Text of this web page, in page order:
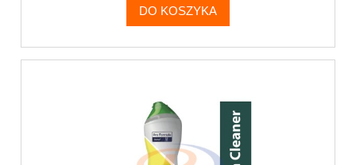
DO KOSZYKA